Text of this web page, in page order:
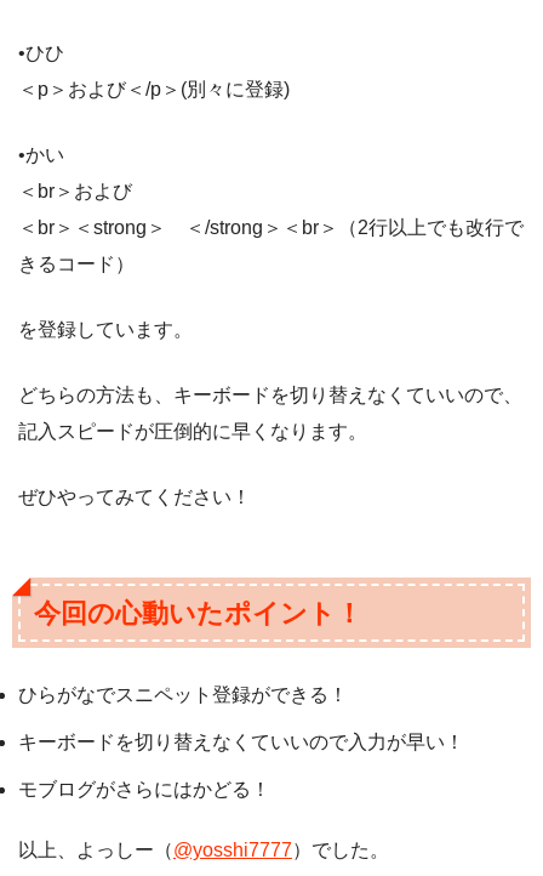
•ひひ
＜p＞および＜/p＞(別々に登録)
•かい
＜br＞および
＜br＞＜strong＞ ＜/strong＞＜br＞（2行以上でも改行で
きるコード）
を登録しています。
どちらの方法も、キーボードを切り替えなくていいので、
記入スピードが圧倒的に早くなります。
ぜひやってみてください！
今回の心動いたポイント！
ひらがなでスニペット登録ができる！
キーボードを切り替えなくていいので入力が早い！
モブログがさらにはかどる！
以上、よっしー（@yosshi7777）でした。